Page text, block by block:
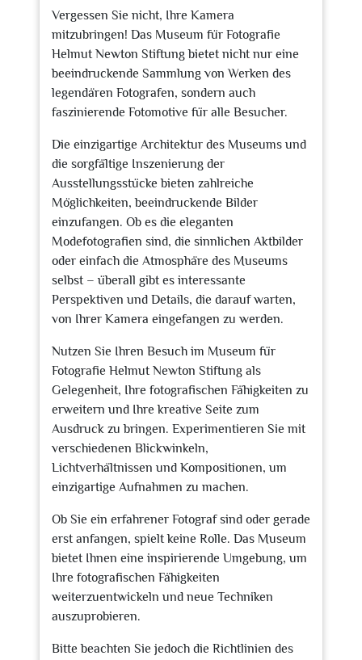
Vergessen Sie nicht, Ihre Kamera
mitzubringen! Das Museum für Fotografie
Helmut Newton Stiftung bietet nicht nur eine
beeindruckende Sammlung von Werken des
legendären Fotografen, sondern auch
faszinierende Fotomotive für alle Besucher.
Die einzigartige Architektur des Museums und
die sorgfältige Inszenierung der
Ausstellungsstücke bieten zahlreiche
Möglichkeiten, beeindruckende Bilder
einzufangen. Ob es die eleganten
Modefotografien sind, die sinnlichen Aktbilder
oder einfach die Atmosphäre des Museums
selbst – überall gibt es interessante
Perspektiven und Details, die darauf warten,
von Ihrer Kamera eingefangen zu werden.
Nutzen Sie Ihren Besuch im Museum für
Fotografie Helmut Newton Stiftung als
Gelegenheit, Ihre fotografischen Fähigkeiten zu
erweitern und Ihre kreative Seite zum
Ausdruck zu bringen. Experimentieren Sie mit
verschiedenen Blickwinkeln,
Lichtverhältnissen und Kompositionen, um
einzigartige Aufnahmen zu machen.
Ob Sie ein erfahrener Fotograf sind oder gerade
erst anfangen, spielt keine Rolle. Das Museum
bietet Ihnen eine inspirierende Umgebung, um
Ihre fotografischen Fähigkeiten
weiterzuentwickeln und neue Techniken
auszuprobieren.
Bitte beachten Sie jedoch die Richtlinien des